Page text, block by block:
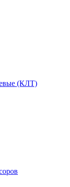
(КЛТ)